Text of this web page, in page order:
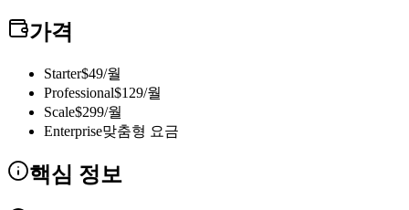
가격
Starter$49/월
Professional$129/월
Scale$299/월
Enterprise맞춤형 요금
핵심 정보